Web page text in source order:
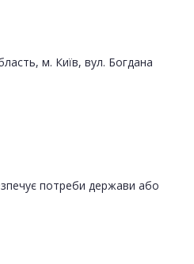
м. Київ, вул. Богдана
потреби держави або